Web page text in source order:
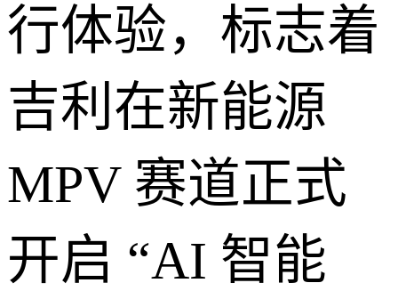
行体验，标志着
吉利在新能源
MPV 赛道正式
开启 “AI 智能